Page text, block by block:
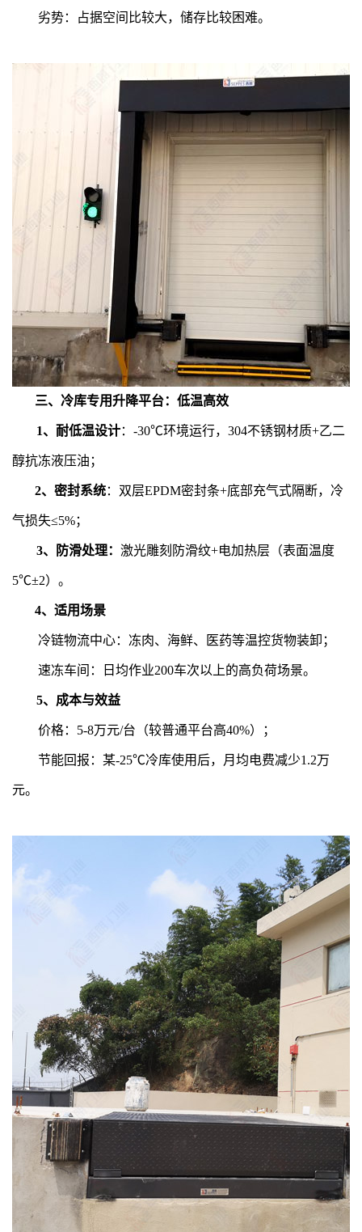
劣势：占据空间比较大，储存比较困难。
三、冷库专用升降平台：低温高效
1、耐低温设计：-30℃环境运行，304不锈钢材质+乙二
醇抗冻液压油；
2、密封系统：双层EPDM密封条+底部充气式隔断，冷
气损失≤5%；
3、防滑处理： 激光雕刻防滑纹+电加热层（表面温度
5℃±2）。
4、适用场景
冷链物流中心：冻肉、海鲜、医药等温控货物装卸；
速冻车间：日均作业200车次以上的高负荷场景。
5、成本与效益
价格：5-8万元/台（较普通平台高40%）；
节能回报：某-25℃冷库使用后，月均电费减少1.2万
元。